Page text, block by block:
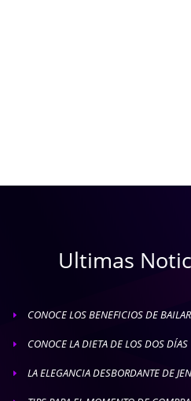
Ultimas
E CONOCE LOS BENEFICIOS DE BAILAR
E CONOCE LA DIETA DE LOS DOS DÍAS
E LA ELEGANCIA DESBORDANTE DE